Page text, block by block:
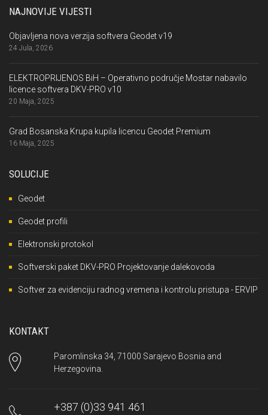
NAJNOVIJE VIJESTI
Objavljena nova verzija softvera Geodet v19
24 Jula, 2026
ELEKTROPRIJENOS BiH – Operativno područje Mostar nabavilo
licence softvera DKV-PRO v10
20 Maja, 2025
Grad Bosanska Krupa kupila licencu Geodet Premium
16 Maja, 2025
SOLUCIJE
Geodet
Geodet profili
Elektronski protokol
Softverski paket DKV-PRO Projektovanje dalekovoda
Softver za evidenciju radnog vremena i kontrolu pristupa - ERVIP
KONTAKT
Paromlinska 34, 71000 Sarajevo Bosnia and
Herzegovina.
+387 (0)33 941 461